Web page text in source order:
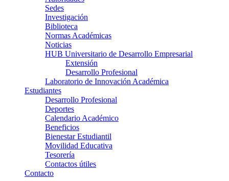
Sedes
Investigación
Biblioteca
Normas Académicas
Noticias
HUB Universitario de Desarrollo Empresarial
Extensión
Desarrollo Profesional
Laboratorio de Innovación Académica
Estudiantes
Desarrollo Profesional
Deportes
Calendario Académico
Beneficios
Bienestar Estudiantil
Movilidad Educativa
Tesorería
Contactos útiles
Contacto